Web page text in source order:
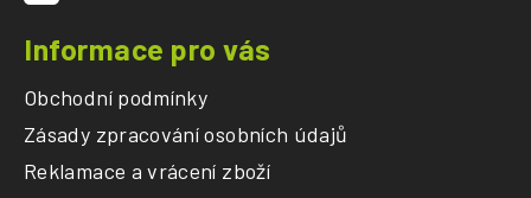
Informace pro vás
Obchodní podmínky
Zásady zpracování osobních údajů
Reklamace a vrácení zboží